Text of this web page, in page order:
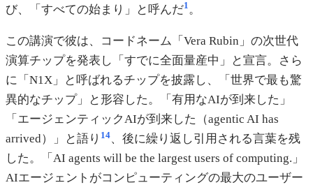
び、「すべての始まり」と呼んだ1。
この講演で彼は、コードネーム「Vera Rubin」の次世代
演算チップを発表し「すでに全面量産中」と宣言。さら
に「N1X」と呼ばれるチップを披露し、「世界で最も驚
異的なチップ」と形容した。「有用なAIが到来した」
「エージェンティックAIが到来した（agentic AI has
arrived）」と語り 14、後に繰り返し引用される言葉を残
した。「AI agents will be the largest users of computing.」
AIエージェントがコンピューティングの最大のユーザー